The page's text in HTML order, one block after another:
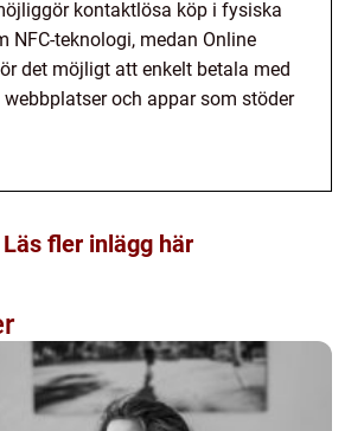
kontaktlösa köp i fysiska
NFC-teknologi, medan Online
det möjligt att enkelt betala med
webbplatser och appar som stöder
Läs fler inlägg här